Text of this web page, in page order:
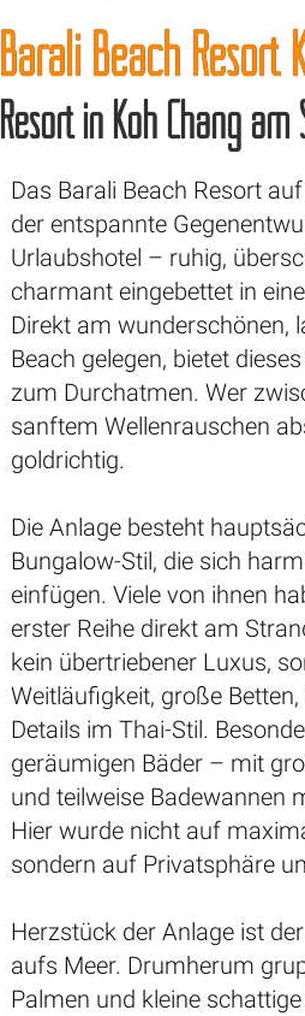
Barali Beach Resort
Resort in Koh Chang
Das Barali Beach Resort
der entspannte
Urlaubshotel – ruhig,
charmant eingebettet in
Direkt am wunderschönen,
Beach gelegen, bietet
zum Durchatmen. Wer
sanftem Wellenrauschen
goldrichtig.
Die Anlage besteht
Bungalow-Stil, die sich
einfügen. Viele von ihnen
erster Reihe direkt am
kein übertriebener Luxus,
Weitläufigkeit, große
Details im Thai-Stil.
geräumigen Bäder – mit
und teilweise Badewannen
Hier wurde nicht auf
sondern auf Privatsphäre
Herzstück der Anlage ist
aufs Meer. Drumherum
Palmen und kleine